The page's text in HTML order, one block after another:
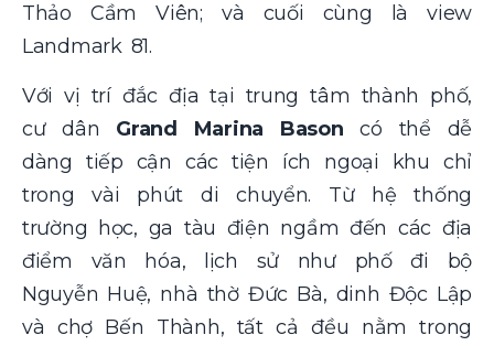
Thảo Cầm Viên; và cuối cùng là view
Landmark 81.
Với vị trí đắc địa tại trung tâm thành phố,
cư dân Grand Marina Bason có thể dễ
dàng tiếp cận các tiện ích ngoại khu chỉ
trong vài phút di chuyển. Từ hệ thống
trường học, ga tàu điện ngầm đến các địa
điểm văn hóa, lịch sử như phố đi bộ
Nguyễn Huệ, nhà thờ Đức Bà, dinh Độc Lập
và chợ Bến Thành, tất cả đều nằm trong